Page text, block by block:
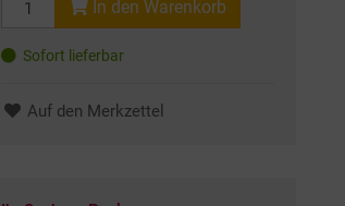
In den Warenkorb
Sofort lieferbar
Auf den Merkzettel